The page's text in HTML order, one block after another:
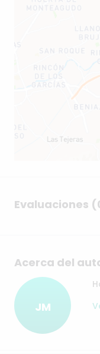
Evaluaciones
Acerca del
JM